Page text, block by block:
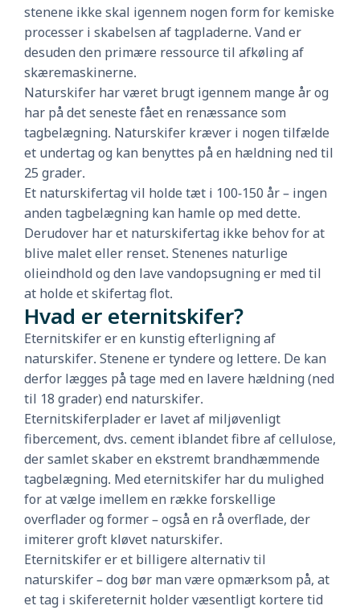
stenene ikke skal igennem nogen form for kemiske
processer i skabelsen af tagpladerne. Vand er
desuden den primære ressource til afkøling af
skæremaskinerne.
Naturskifer har været brugt igennem mange år og
har på det seneste fået en renæssance som
tagbelægning. Naturskifer kræver i nogen tilfælde
et undertag og kan benyttes på en hældning ned til
25 grader.
Et naturskifertag vil holde tæt i 100-150 år – ingen
anden tagbelægning kan hamle op med dette.
Derudover har et naturskifertag ikke behov for at
blive malet eller renset. Stenenes naturlige
olieindhold og den lave vandopsugning er med til
at holde et skifertag flot.
Hvad er eternitskifer?
Eternitskifer er en kunstig efterligning af
naturskifer. Stenene er tyndere og lettere. De kan
derfor lægges på tage med en lavere hældning (ned
til 18 grader) end naturskifer.
Eternitskiferplader er lavet af miljøvenligt
fibercement, dvs. cement iblandet fibre af cellulose,
der samlet skaber en ekstremt brandhæmmende
tagbelægning. Med eternitskifer har du mulighed
for at vælge imellem en række forskellige
overflader og former – også en rå overflade, der
imiterer groft kløvet naturskifer.
Eternitskifer er et billigere alternativ til
naturskifer – dog bør man være opmærksom på, at
et tag i skifereternit holder væsentligt kortere tid